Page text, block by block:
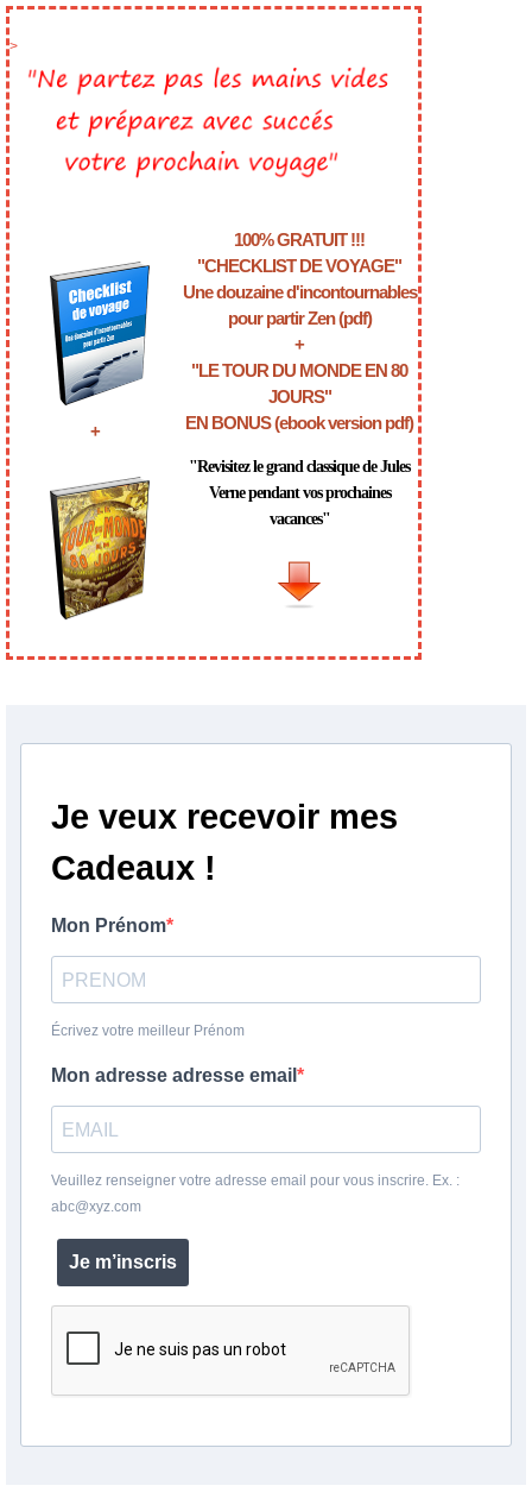
>
+
100% GRATUIT !!!
"CHECKLIST DE VOYAGE"
Une douzaine d'incontournables
pour partir Zen (pdf)
+
"LE TOUR DU MONDE EN 80
JOURS"
EN BONUS (ebook version pdf)
"Revisitez le grand classique de Jules
Verne pendant vos prochaines
vacances"
Je veux recevoir mes
Cadeaux !
Mon Prénom
Écrivez votre meilleur Prénom
Mon adresse adresse email
Veuillez renseigner votre adresse email pour vous inscrire. Ex. :
abc@xyz.com
Je m’inscris